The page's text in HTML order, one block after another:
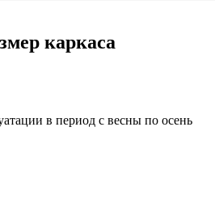
каркаса
в период с весны по осень